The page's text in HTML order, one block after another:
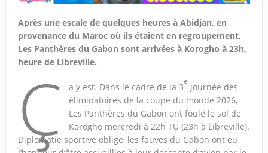
Après une escale de quelques heures à Abidjan, en
provenance du Maroc où ils étaient en regroupement,
Les Panthères du Gabon sont arrivées à Korogho à 23h,
heure de Libreville.
Ç a y est. Dans le cadre de la 3
e
journée des
éliminatoires de la coupe du monde 2026,
Les Panthères du Gabon ont foulé le sol de
Korogho mercredi à 22h TU (23h à Libreville).
Diplomatie sportive oblige, les fauves du Gabon ont eu